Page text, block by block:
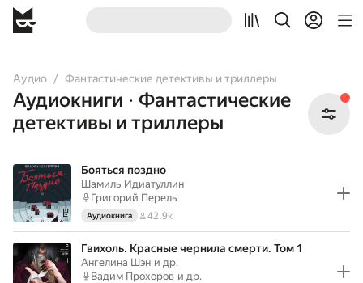
Аудио Фантастические детективы и триллеры
AllAudiobooks
Аудиокниги • Фантастические
детективы и триллеры
Бояться поздно
Шамиль Идиатуллин
Григорий Перель
Аудиокнига 42.9k
Гвихоль. Красные чернила смерти. Том 1
Ангелина Шэн и др.
Вадим Прохоров и др.